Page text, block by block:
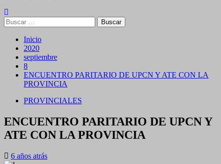
Buscar:
Inicio
2020
septiembre
8
ENCUENTRO PARITARIO DE UPCN Y ATE CON LA
PROVINCIA
PROVINCIALES
ENCUENTRO PARITARIO DE UPCN Y
ATE CON LA PROVINCIA
6 años atrás